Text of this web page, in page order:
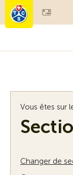
Membres &
Vous êtes sur
Changer de